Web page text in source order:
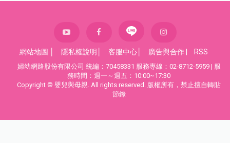
網站地圖 隱私權說明 客服中心 廣告與合作 RSS
婦幼網路股份有限公司 統編：70458331 服務專線：02-8712-5959 | 服
務時間：週一～週五：10:00~17:30
Copyright © 嬰兒與母親. All rights reserved. 版權所有，禁止擅自轉貼
節錄